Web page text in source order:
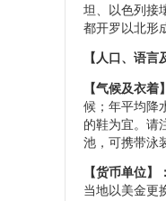
坦、以色列接
都开罗以北形
【人口、语言
【气候及衣着
候；年平均降
的鞋为宜。请
池，可携带泳
【货币单位】：
当地以美金更